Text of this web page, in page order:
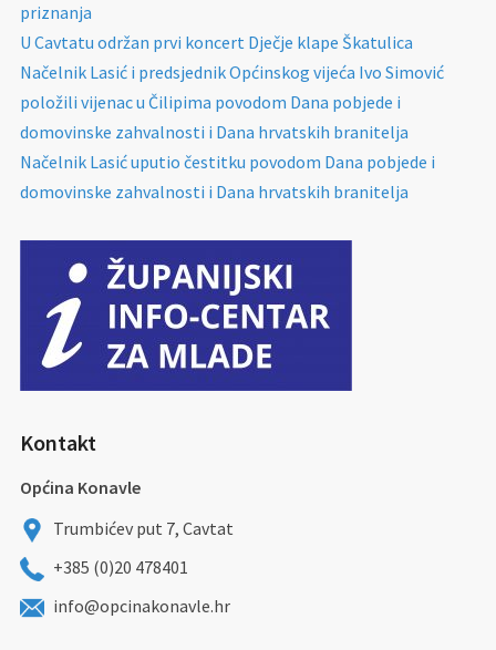
priznanja
U Cavtatu održan prvi koncert Dječje klape Škatulica
Načelnik Lasić i predsjednik Općinskog vijeća Ivo Simović
položili vijenac u Čilipima povodom Dana pobjede i
domovinske zahvalnosti i Dana hrvatskih branitelja
Načelnik Lasić uputio čestitku povodom Dana pobjede i
domovinske zahvalnosti i Dana hrvatskih branitelja
Kontakt
Općina Konavle
Trumbićev put 7, Cavtat
+385 (0)20 478401
info@opcinakonavle.hr